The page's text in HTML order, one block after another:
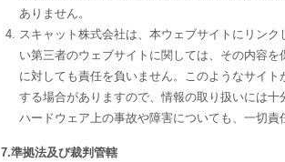
ありません。
スキャット株式会社は、本ウェブサイトにリン
い第三者のウェブサイトに関しては、その内容
に対しても責任を負いません。このようなサイ
する場合がありますので、情報の取り扱いには十
ハードウェア上の事故や障害についても、一切責
7.準拠法及び裁判管轄